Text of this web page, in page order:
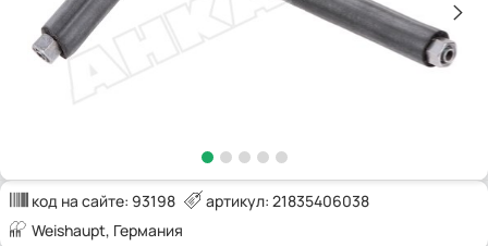
код на сайте: 93198
артикул: 21835406038
Weishaupt, Германия